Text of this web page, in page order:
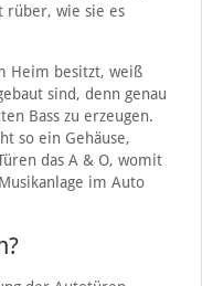
rüber, wie sie es
Heim besitzt, weiß
sind, denn genau
Bass zu erzeugen.
so ein Gehäuse,
das A & O, womit
im Auto